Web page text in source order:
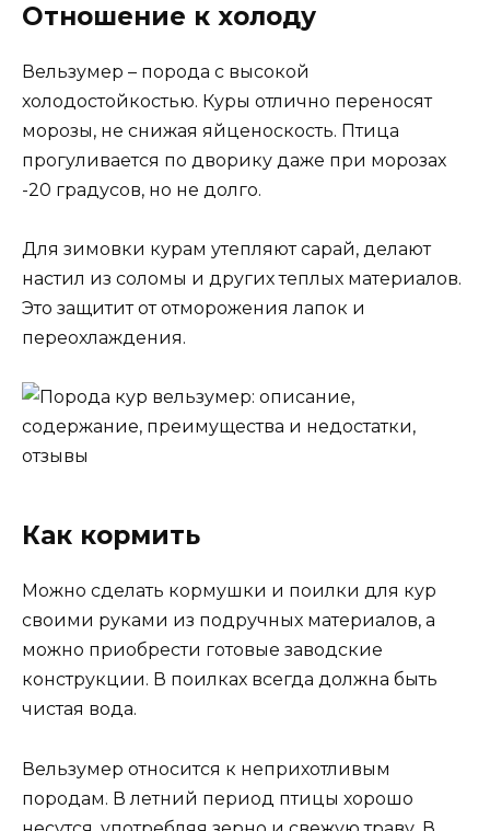
Отношение к холоду
Вельзумер – порода с высокой
холодостойкостью. Куры отлично переносят
морозы, не снижая яйценоскость. Птица
прогуливается по дворику даже при морозах
-20 градусов, но не долго.
Для зимовки курам утепляют сарай, делают
настил из соломы и других теплых материалов.
Это защитит от отморожения лапок и
переохлаждения.
Как кормить
Можно сделать кормушки и поилки для кур
своими руками из подручных материалов, а
можно приобрести готовые заводские
конструкции. В поилках всегда должна быть
чистая вода.
Вельзумер относится к неприхотливым
породам. В летний период птицы хорошо